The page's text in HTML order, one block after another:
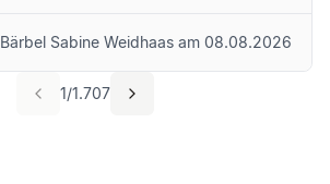
1/1.707
Bärbel Sabine Weidhaasam 08.08.2026